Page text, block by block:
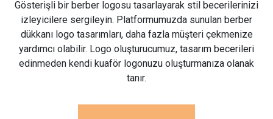
Gösterişli bir berber logosu tasarlayarak stil becerilerinizi
izleyicilere sergileyin. Platformumuzda sunulan berber
dükkanı logo tasarımları, daha fazla müşteri çekmenize
yardımcı olabilir. Logo oluşturucumuz, tasarım becerileri
edinmeden kendi kuaför logonuzu oluşturmanıza olanak
tanır.